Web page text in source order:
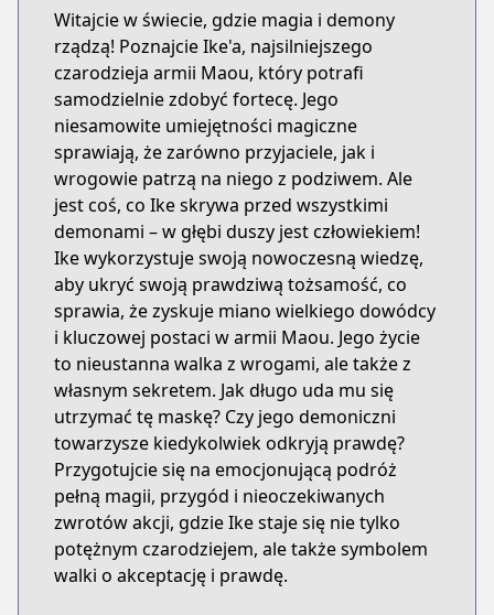
Witajcie w świecie, gdzie magia i demony
rządzą! Poznajcie Ike'a, najsilniejszego
czarodzieja armii Maou, który potrafi
samodzielnie zdobyć fortecę. Jego
niesamowite umiejętności magiczne
sprawiają, że zarówno przyjaciele, jak i
wrogowie patrzą na niego z podziwem. Ale
jest coś, co Ike skrywa przed wszystkimi
demonami – w głębi duszy jest człowiekiem!
Ike wykorzystuje swoją nowoczesną wiedzę,
aby ukryć swoją prawdziwą tożsamość, co
sprawia, że zyskuje miano wielkiego dowódcy
i kluczowej postaci w armii Maou. Jego życie
to nieustanna walka z wrogami, ale także z
własnym sekretem. Jak długo uda mu się
utrzymać tę maskę? Czy jego demoniczni
towarzysze kiedykolwiek odkryją prawdę?
Przygotujcie się na emocjonującą podróż
pełną magii, przygód i nieoczekiwanych
zwrotów akcji, gdzie Ike staje się nie tylko
potężnym czarodziejem, ale także symbolem
walki o akceptację i prawdę.